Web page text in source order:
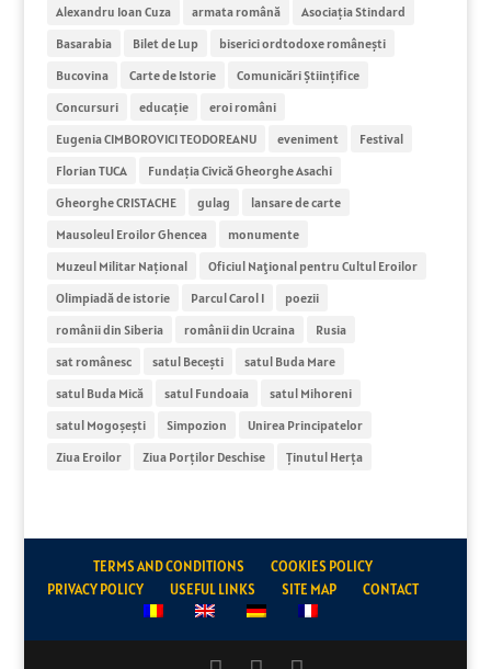
Alexandru Ioan Cuza
armata română
Asociația Stindard
Basarabia
Bilet de Lup
biserici ordtodoxe românești
Bucovina
Carte de Istorie
Comunicări Științifice
Concursuri
educație
eroi români
Eugenia CIMBOROVICI TEODOREANU
eveniment
Festival
Florian TUCA
Fundația Civică Gheorghe Asachi
Gheorghe CRISTACHE
gulag
lansare de carte
Mausoleul Eroilor Ghencea
monumente
Muzeul Militar Național
Oficiul Naţional pentru Cultul Eroilor
Olimpiadă de istorie
Parcul Carol I
poezii
românii din Siberia
românii din Ucraina
Rusia
sat românesc
satul Becești
satul Buda Mare
satul Buda Mică
satul Fundoaia
satul Mihoreni
satul Mogoșești
Simpozion
Unirea Principatelor
Ziua Eroilor
Ziua Porților Deschise Ținutul Herța
TERMS AND CONDITIONS
COOKIES POLICY
PRIVACY POLICY
USEFUL LINKS SITE MAP CONTACT